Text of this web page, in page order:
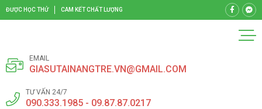
ĐƯỢC HỌC THỬ CAM KẾT CHẤT LƯỢNG
EMAIL
GIASUTAINANGTRE.VN@GMAIL.COM
TƯ VẤN 24/7
090.333.1985 - 09.87.87.0217